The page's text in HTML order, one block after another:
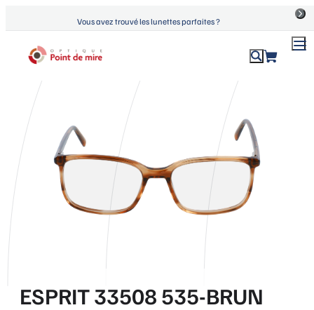
au
Vous avez trouvé les lunettes parfaites ?
Optique Point de Mire
Lunettes de vue et de soleil
ACCUEIL
ESPRIT 33508 535-BRUN